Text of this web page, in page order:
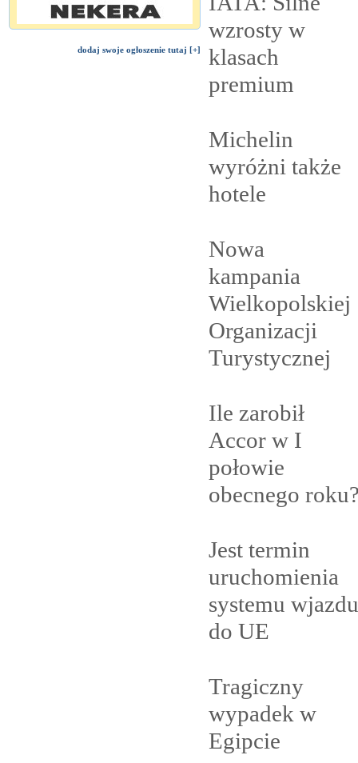
dodaj swoje ogłoszenie tutaj [+]
wzrosty w
klasach
premium
Michelin
wyróżni także
hotele
Nowa
kampania
Wielkopolskiej
Organizacji
Turystycznej
Ile zarobił
Accor w I
połowie
obecnego
Jest termin
uruchomienia
systemu wjazdu
do UE
Tragiczny
wypadek w
Egipcie